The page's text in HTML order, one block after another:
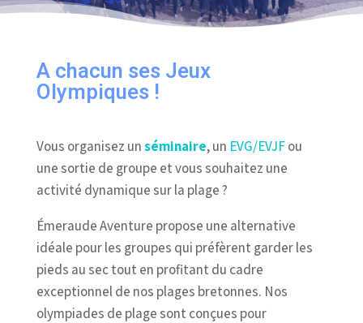
A chacun ses Jeux
Olympiques !
Vous organisez unséminaire, un EVG/EVJFou
une sortie de groupe et vous souhaitez une
activité dynamique sur la plage ?
Émeraude Aventure propose une alternative
idéale pour les groupes qui préfèrent garder les
pieds au sec tout en profitant du cadre
exceptionnel de nos plages bretonnes. Nos
olympiades de plage sont conçues pour